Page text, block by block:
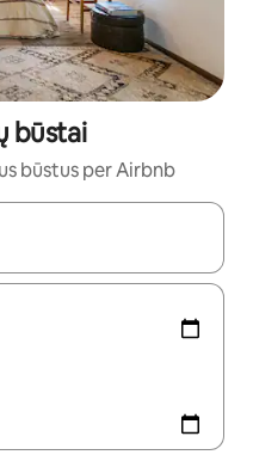
būstai
būstus per Airbnb
juos naršyti galite